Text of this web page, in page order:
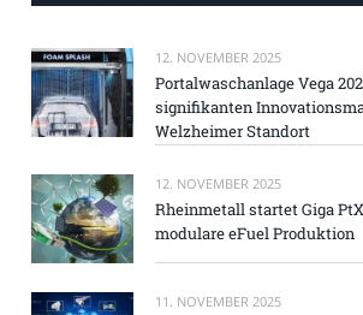
12. NOVEMBER 2025
Portalwaschanlage Vega
signifikanten
Welzheimer Standort
12. NOVEMBER 2025
Rheinmetall startet Giga
modulare eFuel Produktion
11. NOVEMBER 2025